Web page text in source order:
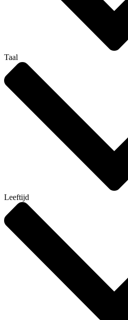
Taal
Leeftijd